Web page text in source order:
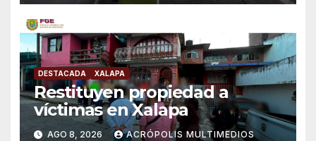
DESTACADA XALAPA
Restituyen propiedad a
víctimas en Xalapa
AGO 8, 2026 ACRÓPOLIS MULTIMEDIOS